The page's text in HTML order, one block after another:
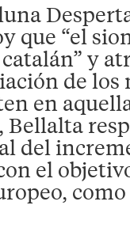
que “el
y
de los
en
del
el